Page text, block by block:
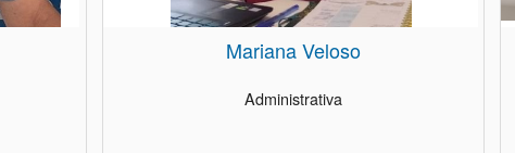
Mariana Veloso
Administrativa